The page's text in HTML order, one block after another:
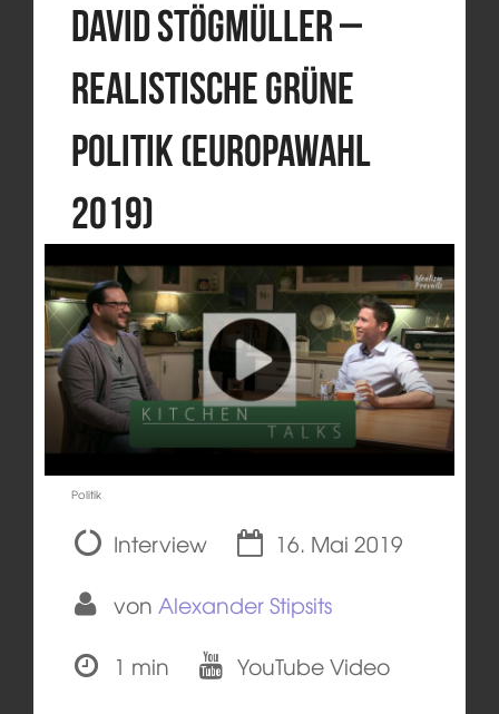
David Stögmüller –
Realistische grüne
Politik (Europawahl
2019)
Politik
Interview
16. Mai 2019
von Alexander Stipsits
1 min
YouTube Video